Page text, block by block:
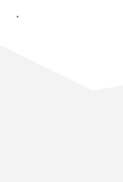
.